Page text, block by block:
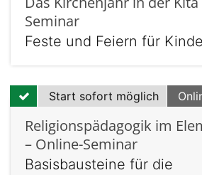
Seminar
Feste und Feiern für
Start sofort möglich
Religionspädagogik im
– Online-Seminar
Basisbausteine für die